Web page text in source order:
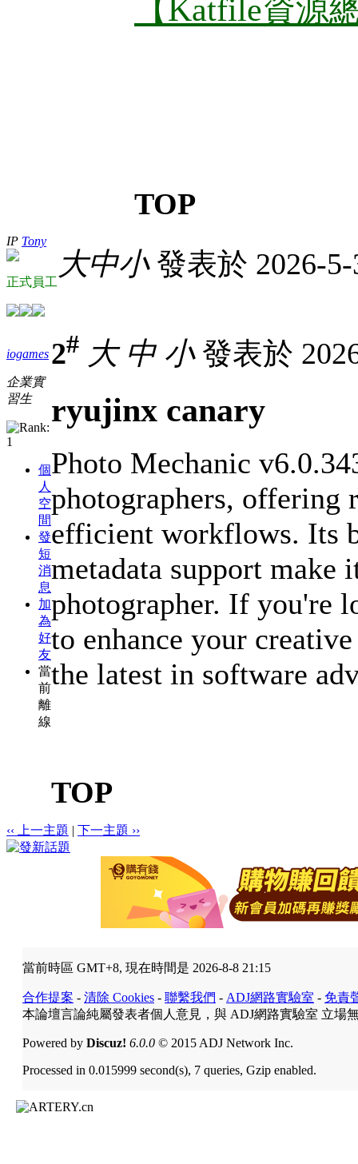
【Katfile資源
TOP
IP Tony
正式員工
大中小發表於 2026-
iogames
企業實
習生
個
人
空
間
發
短
消
息
加
為
好
友
當
前
離
線
2# 大 中 小發表於
ryujinx canary
Photo Mechanic
photographers, offering
efficient workflows. Its
metadata support
photographer. If you're
to enhance your
the latest in software
TOP
‹‹ 上一主題 | 下一主題 ››
當前時區 GMT+8, 現在時間是 2026-8-8 21:15
合作提案 - 清除 Cookies - 聯繫我們 - ADJ網路實驗室 - 免責
本論壇言論純屬發表者個人意見，與 ADJ網路實驗室 立場
Powered by Discuz! 6.0.0 © 2015 ADJ Network Inc.
Processed in 0.015999 second(s), 7 queries, Gzip enabled.